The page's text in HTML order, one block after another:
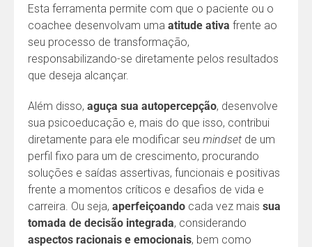
Esta ferramenta permite com que o paciente ou o
coachee desenvolvam uma atitude ativa frente ao
seu processo de transformação,
responsabilizando-se diretamente pelos resultados
que deseja alcançar.
Além disso, aguça sua autopercepção, desenvolve
sua psicoeducação e, mais do que isso, contribui
diretamente para ele modificar seu mindset de um
perfil fixo para um de crescimento, procurando
soluções e saídas assertivas, funcionais e positivas
frente a momentos críticos e desafios de vida e
carreira. Ou seja, aperfeiçoando cada vez mais sua
tomada de decisão integrada, considerando
aspectos racionais e emocionais, bem como